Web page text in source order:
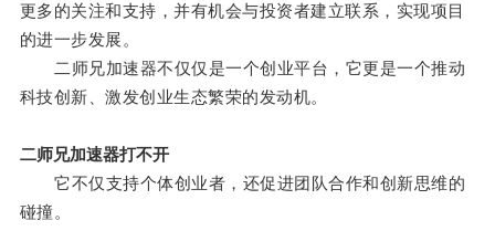
更多的关注和支持，并有机会与投资者建立联系，实现项目
的进一步发展。
二师兄加速器不仅仅是一个创业平台，它更是一个推动
科技创新、激发创业生态繁荣的发动机。
二师兄加速器打不开
它不仅支持个体创业者，还促进团队合作和创新思维的
碰撞。